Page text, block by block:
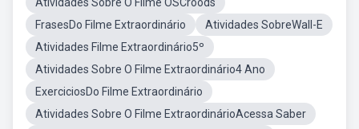
FrasesDo Filme Extraordinário
Atividades SobreWall-E
Atividades Filme Extraordinário5º
Atividades Sobre O Filme Extraordinário4 Ano
ExerciciosDo Filme Extraordinário
Atividades Sobre O Filme ExtraordinárioAcessa Saber